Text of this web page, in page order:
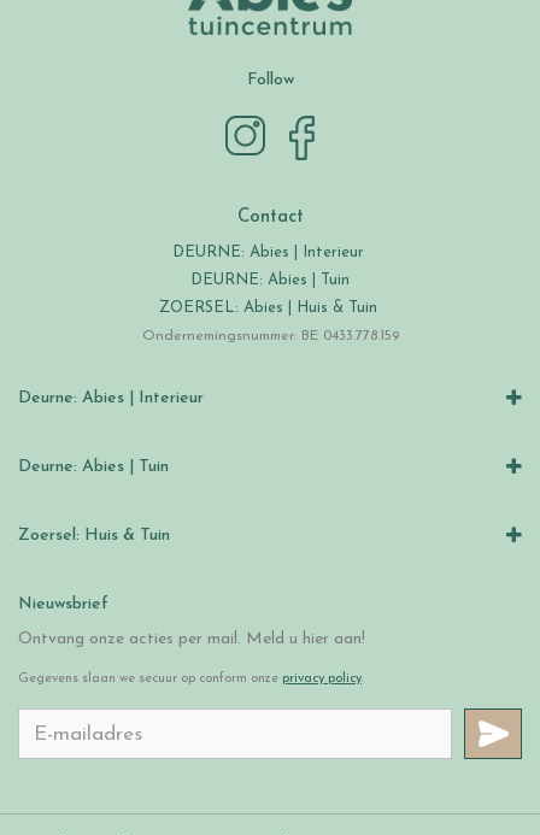
Follow
Contact
DEURNE: Abies | Interieur
DEURNE: Abies | Tuin
ZOERSEL: Abies | Huis & Tuin
Ondernemingsnummer: BE 0433.778.159
Deurne: Abies | Interieur
Deurne: Abies | Tuin
Zoersel: Huis & Tuin
Nieuwsbrief
Ontvang onze acties per mail. Meld u hier aan!
Gegevens slaan we secuur op conform onze privacy policy.